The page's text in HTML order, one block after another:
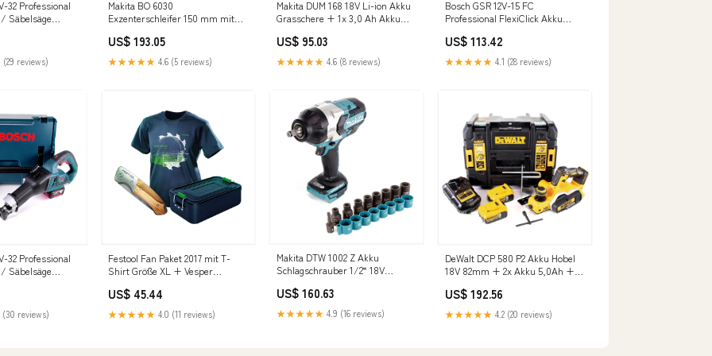
32 Professional
Säbelsäge
GAL 1880 CV
)
(29 reviews)
Makita BO 6030
Exzenterschleifer 150 mm mit
prime
US$ 193.05
★★★★★ 4.6 (5 reviews)
Makita DUM 168 18V Li-ion Akku
Grasschere + 1x 3,0 Ah Akku
MULTI-OFFER
US$ 95.03
★★★★★ 4.6 (8 reviews)
Bosch GSR 12V-15 FC
Professional FlexiClick Akku
+ Lader in L-Boxx L - Polish
US$ 113.42
★★★★★ 4.1 (28 reviews)
32 Professional
Säbelsäge
GAL 1880 CV
(30 reviews)
Festool Fan Paket 2017 mit T-
Shirt Größe XL + Vesper
Auto-Kategorisierung
US$ 45.44
★★★★★ 4.0 (11 reviews)
Makita DTW 1002 Z Akku
Schlagschrauber 1/2“ 18V
Steckschlüssel Set - ohne Akku,
ohne Ladegerät Bosch Expert
(Ausschluss Marktplätze)
US$ 160.63
★★★★★ 4.9 (16 reviews)
DeWalt DCP 580 P2 Akku Hobel
18V 82mm + 2x Akku 5,0Ah +
US$ 192.56
★★★★★ 4.2 (20 reviews)